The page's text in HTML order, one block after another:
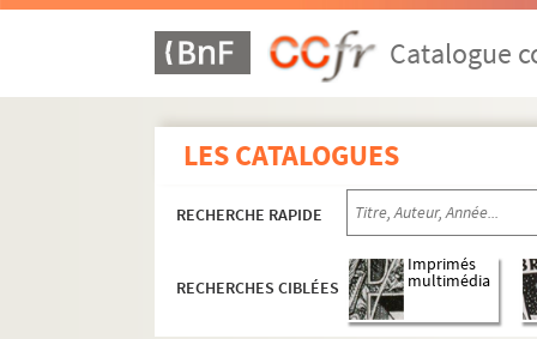
Catalogue
LES CATALOGUES
RECHERCHE RAPIDE
RECHERCHES CIBLÉES
Imprimés
multimédia